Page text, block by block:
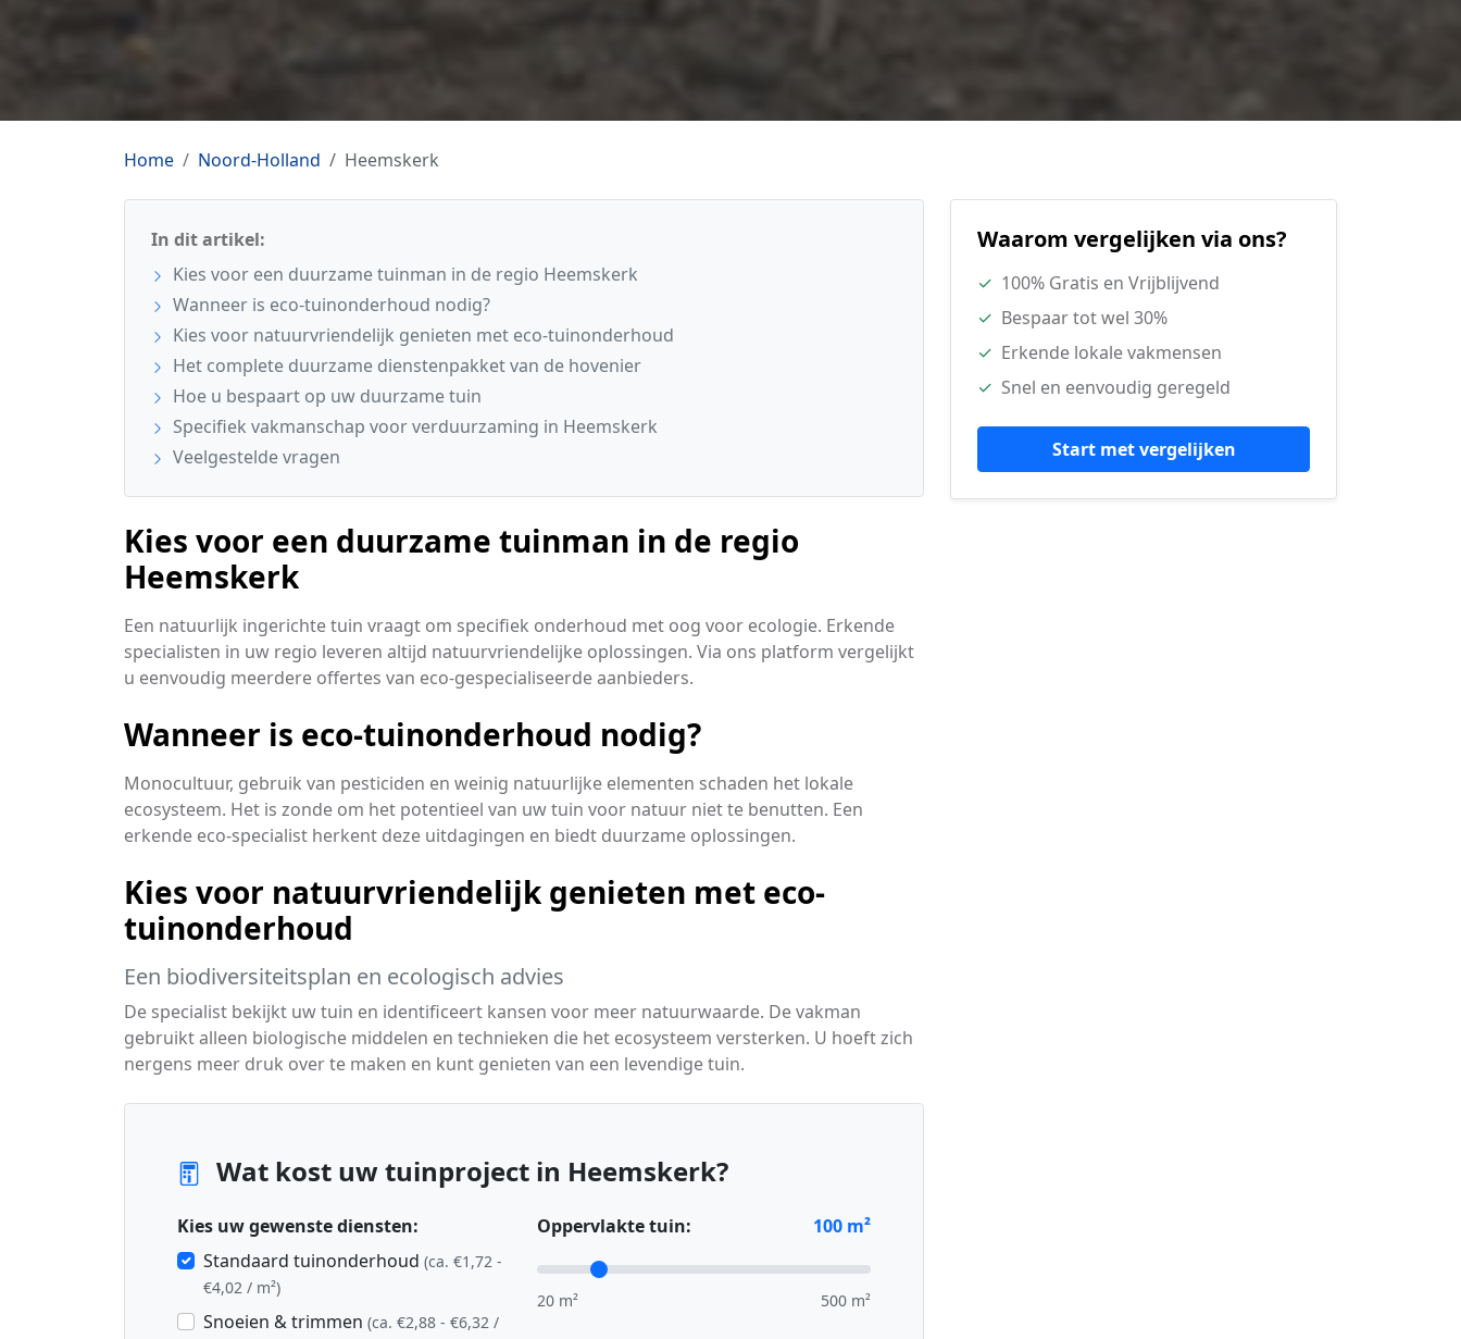
Home Noord-Holland Heemskerk
In dit artikel:
Kies voor een duurzame tuinman in de regio Heemskerk
Wanneer is eco-tuinonderhoud nodig?
Kies voor natuurvriendelijk genieten met eco-tuinonderhoud
Het complete duurzame dienstenpakket van de hovenier
Hoe u bespaart op uw duurzame tuin
Specifiek vakmanschap voor verduurzaming in Heemskerk
Veelgestelde vragen
Kies voor een duurzame tuinman in de regio
Heemskerk
Een natuurlijk ingerichte tuin vraagt om specifiek onderhoud met oog voor ecologie. Erkende
specialisten in uw regio leveren altijd natuurvriendelijke oplossingen. Via ons platform vergelijkt
u eenvoudig meerdere offertes van eco-gespecialiseerde aanbieders.
Wanneer is eco-tuinonderhoud nodig?
Monocultuur, gebruik van pesticiden en weinig natuurlijke elementen schaden het lokale
ecosysteem. Het is zonde om het potentieel van uw tuin voor natuur niet te benutten. Een
erkende eco-specialist herkent deze uitdagingen en biedt duurzame oplossingen.
Kies voor natuurvriendelijk genieten met eco-
tuinonderhoud
Een biodiversiteitsplan en ecologisch advies
De specialist bekijkt uw tuin en identificeert kansen voor meer natuurwaarde. De vakman
gebruikt alleen biologische middelen en technieken die het ecosysteem versterken. U hoeft zich
nergens meer druk over te maken en kunt genieten van een levendige tuin.
Wat kost uw tuinproject in Heemskerk?
Kies uw gewenste diensten:
Standaard tuinonderhoud (ca. €1,72 -
€4,02 / m²)
Snoeien & trimmen (ca. €2,88 - €6,32 /
Oppervlakte tuin: 100 m²
20 m² 500 m²
Waarom vergelijken via ons?
✓ 100% Gratis en Vrijblijvend
✓ Bespaar tot wel 30%
✓ Erkende lokale vakmensen
✓ Snel en eenvoudig geregeld
Start met vergelijken